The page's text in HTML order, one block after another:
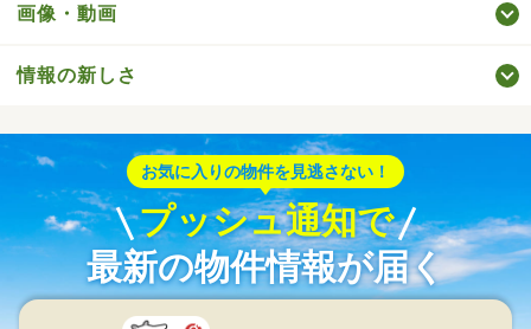
画像・動画
情報の新しさ
お気に入りの物件を見逃さない！
プッシュ通知で
最新の物件情報が届く